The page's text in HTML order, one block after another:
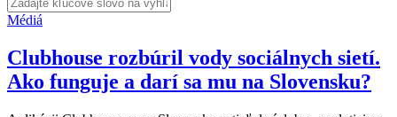
Médiá
Clubhouse rozbúril vody sociálnych sietí.
Ako funguje a darí sa mu na Slovensku?